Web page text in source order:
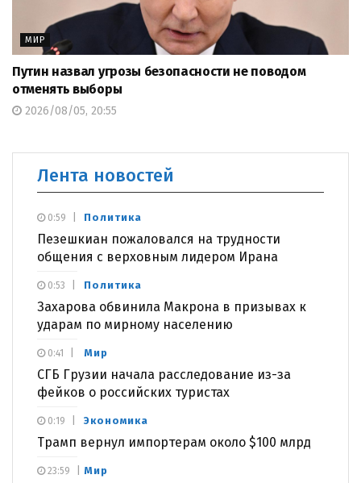
МИР
Путин назвал угрозы безопасности не поводом
отменять выборы
2026/08/05, 20:55
Лента новостей
Политика
Пезешкиан пожаловался на трудности
общения с верховным лидером Ирана
0:59
Политика
Захарова обвинила Макрона в призывах к
ударам по мирному населению
0:53
Мир
СГБ Грузии начала расследование из-за
фейков о российских туристах
0:41
Экономика
Трамп вернул импортерам около $100 млрд
0:19
Мир
23:59